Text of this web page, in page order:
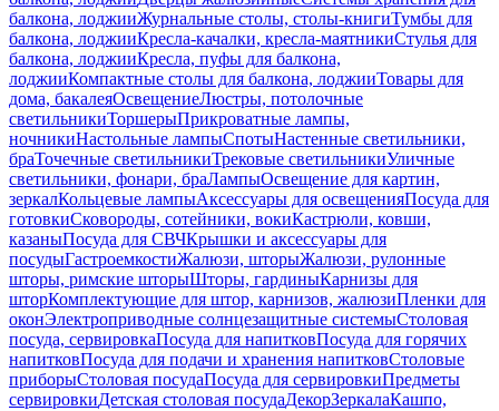
балкона, лоджииЖурнальные столы, столы-книгиТумбы для
балкона, лоджииКресла-качалки, кресла-маятникиСтулья для
балкона, лоджииКресла, пуфы для балкона,
лоджииКомпактные столы для балкона, лоджииТовары для
дома, бакалеяОсвещениеЛюстры, потолочные
светильникиТоршерыПрикроватные лампы,
ночникиНастольные лампыСпотыНастенные светильники,
браТочечные светильникиТрековые светильникиУличные
светильники, фонари, браЛампыОсвещение для картин,
зеркалКольцевые лампыАксессуары для освещенияПосуда для
готовкиСковороды, сотейники, вокиКастрюли, ковши,
казаныПосуда для СВЧКрышки и аксессуары для
посудыГастроемкостиЖалюзи, шторыЖалюзи, рулонные
шторы, римские шторыШторы, гардиныКарнизы для
шторКомплектующие для штор, карнизов, жалюзиПленки для
оконЭлектроприводные солнцезащитные системыСтоловая
посуда, сервировкаПосуда для напитковПосуда для горячих
напитковПосуда для подачи и хранения напитковСтоловые
приборыСтоловая посудаПосуда для сервировкиПредметы
сервировкиДетская столовая посудаДекорЗеркалаКашпо,